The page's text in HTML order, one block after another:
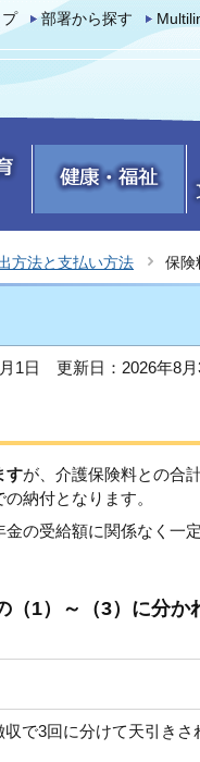
部署から探す
方法と支払い方法 保険
1日 更新日：2026年8
すが、介護保険料との合
納付となります。
の受給額に関係なく一
（1）～（3）に分か
で3回に分けて天引きさ